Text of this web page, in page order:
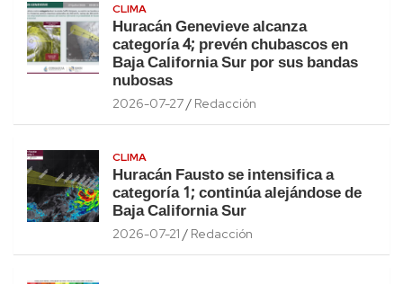
CLIMA
Huracán Genevieve alcanza
categoría 4; prevén chubascos en
Baja California Sur por sus bandas
nubosas
2026-07-27 Redacción
CLIMA
Huracán Fausto se intensifica a
categoría 1; continúa alejándose de
Baja California Sur
2026-07-21 Redacción